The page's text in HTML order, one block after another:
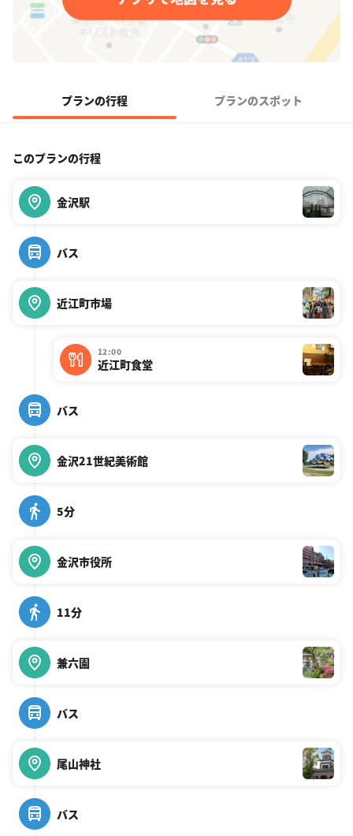
プランの行程 プランのスポット
このプランの行程
金沢駅
バス
近江町市場
12:00
近江町食堂
バス
金沢21世紀美術館
5分
金沢市役所
11分
兼六園
バス
尾山神社
バス